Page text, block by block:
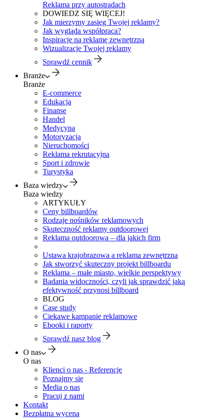
Reklama przy autostradach
DOWIEDZ SIĘ WIĘCEJ!
Jak mierzymy zasięg Twojej reklamy?
Jak wygląda współpraca?
Inspiracje na reklamę zewnętrzną
Wizualizacje Twojej reklamy
Sprawdź cennik
Branże
Branże
E-commerce
Edukacja
Finanse
Handel
Medycyna
Motoryzacja
Nieruchomości
Reklama rekrutacyjna
Sport i zdrowie
Turystyka
Baza wiedzy
Baza wiedzy
ARTYKUŁY
Ceny billboardów
Rodzaje nośników reklamowych
Skuteczność reklamy outdoorowej
Reklama outdoorowa – dla jakich firm
Ustawa krajobrazowa a reklama zewnętrzna
Jak stworzyć skuteczny projekt billboardu
Reklama – małe miasto, wielkie perspektywy
Badania widoczności, czyli jak sprawdzić jaką
efektywność przynosi billboard
BLOG
Case study
Ciekawe kampanie reklamowe
Ebooki i raporty
Sprawdź nasz blog
O nas
O nas
Klienci o nas - Referencje
Poznajmy się
Media o nas
Pracuj z nami
Kontakt
Bezpłatna wycena